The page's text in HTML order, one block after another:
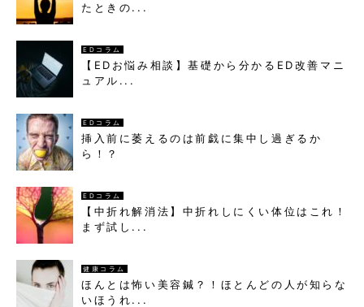
たときの...
EDコラム
【EDお悩み相談】基礎から分かるED改善マニ
ュアル...
EDコラム
挿入前に萎えるのは前戯に集中し過ぎるか
ら！？
EDコラム
【中折れ解消法】中折れしにくい体位はこれ！
まず試し...
健康コラム
ほんとは怖い美容鍼？！ほとんどの人が知らな
いほうれ...